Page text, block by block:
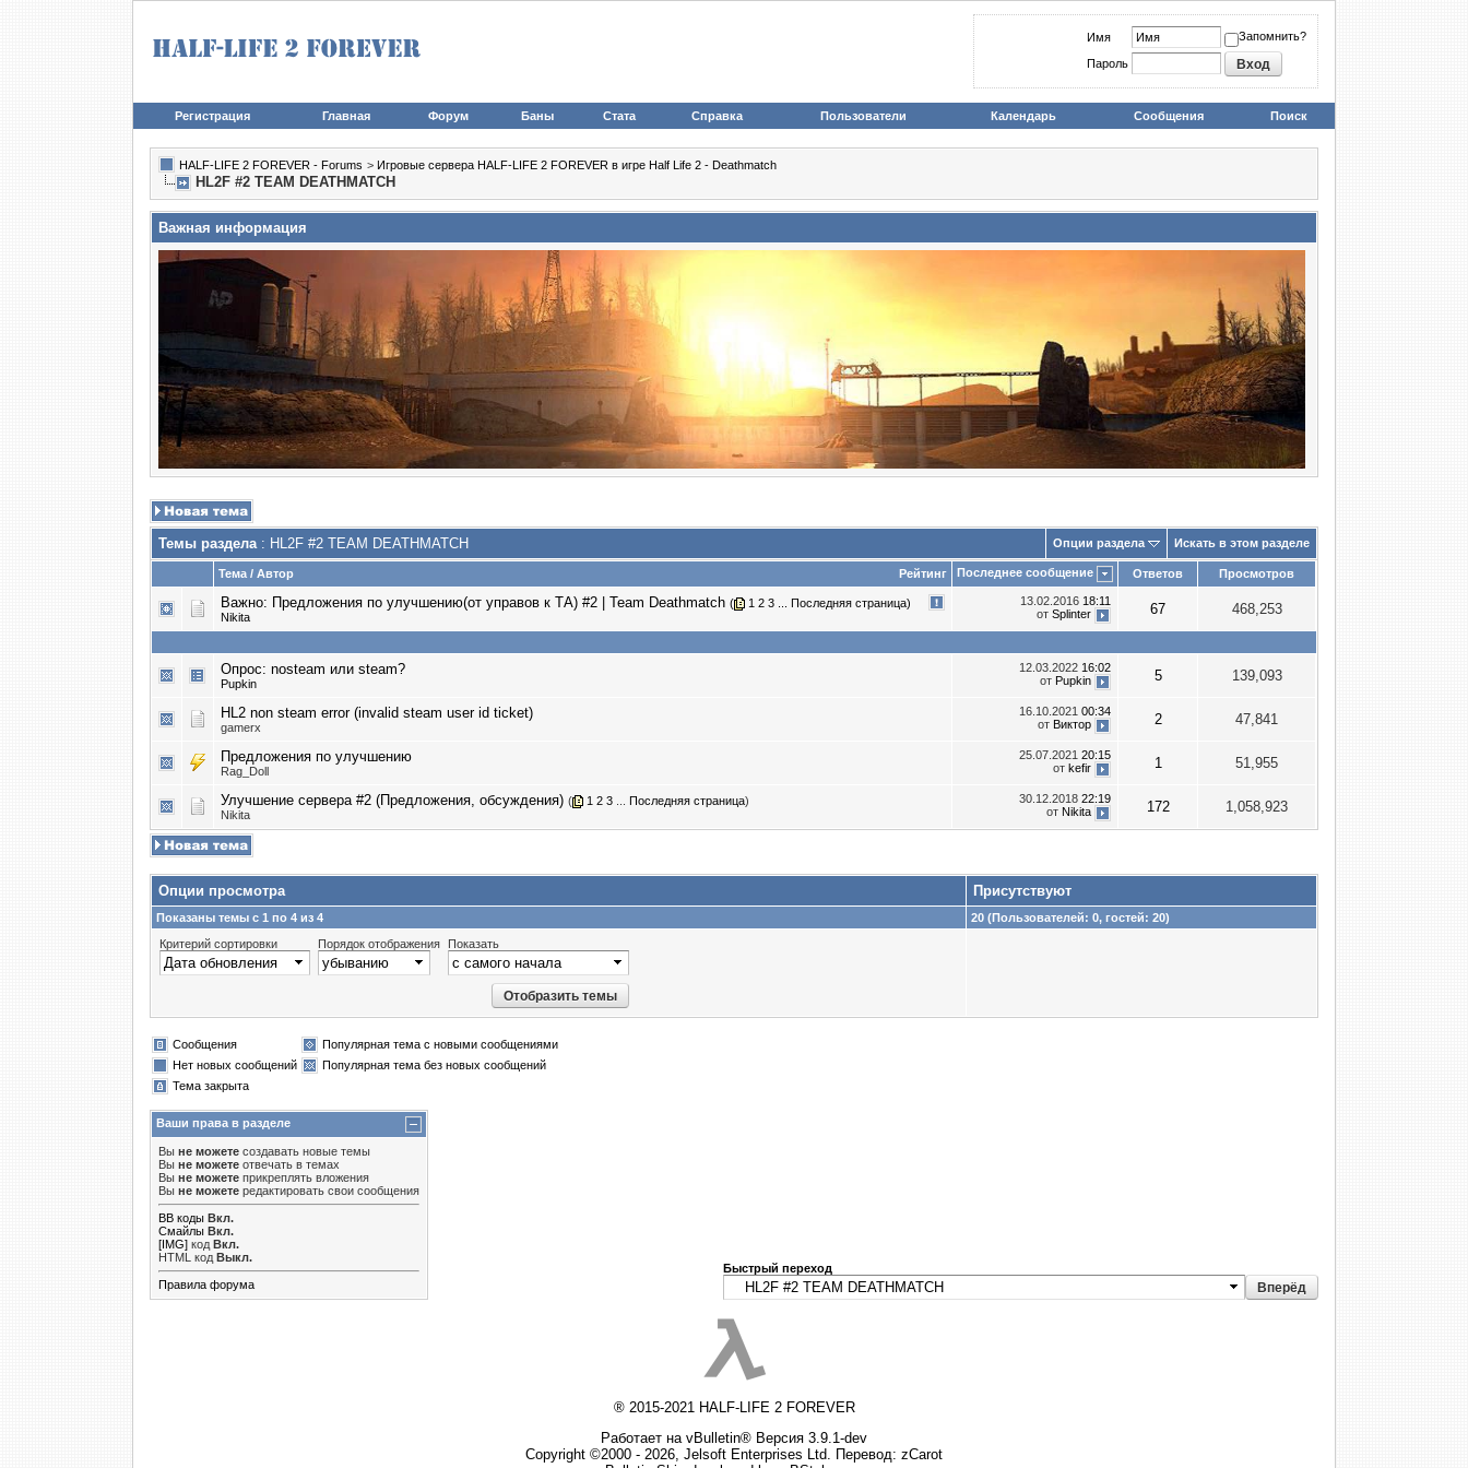
Имя Запомнить?
Пароль
Регистрация Главная Форум Баны Стата Справка Пользователи Календарь Сообщения Поиск
HALF-LIFE 2 FOREVER - Forums > Игровые сервера HALF-LIFE 2 FOREVER в игре Half Life 2 - Deathmatch
HL2F #2 TEAM DEATHMATCH
Важная информация
Темы раздела: HL2F #2 TEAM DEATHMATCH Опции раздела Искать в этом разделе
Рейтинг
Тема / Автор Последнее сообщение Ответов Просмотров
Важно: Предложения по улучшению(от управов к ТА) #2 | Team Deathmatch ( 1 2 3 Последняя страница)
Nikita
13.02.2016 18:11
от Splinter 67 468,253
Опрос: nosteam или steam?
Puрkin
12.03.2022 16:02
от Puрkin 5 139,093
HL2 non steam error (invalid steam user id ticket)
gamerx
16.10.2021 00:34
от Виктор 2 47,841
Предложения по улучшению
Rag_Doll
25.07.2021 20:15
от kefir 1 51,955
Улучшение сервера #2 (Предложения, обсуждения) ( 1 2 3 Последняя страница)
Nikita
30.12.2018 22:19
от Nikita 172 1,058,923
Опции просмотра Присутствуют
Показаны темы с 1 по 4 из 4
20 (Пользователей: 0, гостей: 20)
Критерий сортировки
Порядок отображения Показать
Сообщения
Популярная тема с новыми сообщениями
Нет новых сообщений
Популярная тема без новых сообщений
Тема закрыта
Ваши права в разделе
Вы не можете создавать новые темы
Вы не можете отвечать в темах
Вы не можете прикреплять вложения
Вы не можете редактировать свои сообщения
BB коды Вкл.
Смайлы Вкл.
[IMG] код Вкл.
HTML код Выкл.
Правила форума
Быстрый переход
® 2015-2021 HALF-LIFE 2 FOREVER
Работает на vBulletin® Версия 3.9.1-dev
Copyright ©2000 - 2026, Jelsoft Enterprises Ltd. Перевод: zCarot